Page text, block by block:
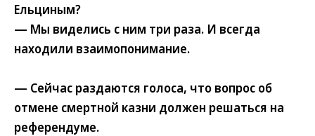
Ельциным?
— Мы виделись с ним три раза. И всегда
находили взаимопонимание.
— Сейчас раздаются голоса, что вопрос об
отмене смертной казни должен решаться на
референдуме.